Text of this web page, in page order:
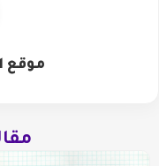
موقع